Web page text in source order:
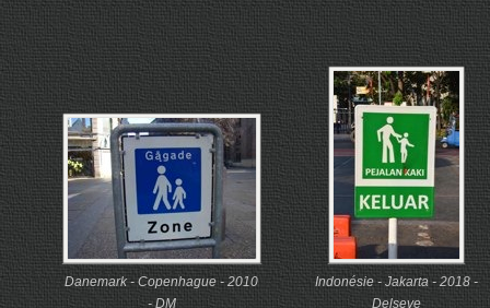
Danemark - Copenhague - 2010
- DM
Indonésie - Jakarta - 2018 -
Delseve